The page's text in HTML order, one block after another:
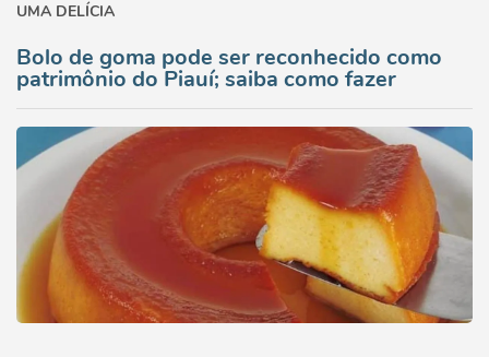
UMA DELÍCIA
Bolo de goma pode ser reconhecido como
patrimônio do Piauí; saiba como fazer